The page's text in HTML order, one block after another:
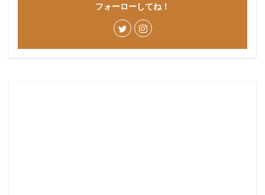
フォーローしてね！